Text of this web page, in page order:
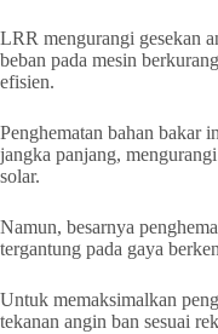
LRR mengurangi gesekan
beban pada mesin
efisien.
Penghematan bahan bakar
jangka panjang,
solar.
Namun, besarnya
tergantung pada gaya
Untuk memaksimalkan
tekanan angin ban sesuai